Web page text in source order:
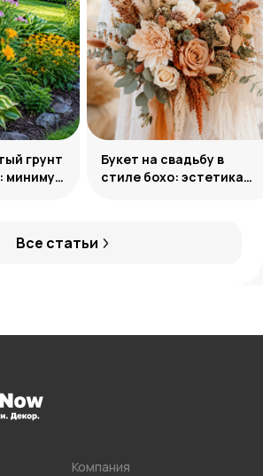
Все статьи
грунт
минимум
Букет на свадьбу в
стиле бохо: эстетика
Компания